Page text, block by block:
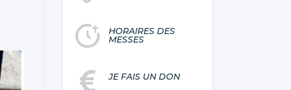
HORAIRES DES
MESSES
JE FAIS UN DON